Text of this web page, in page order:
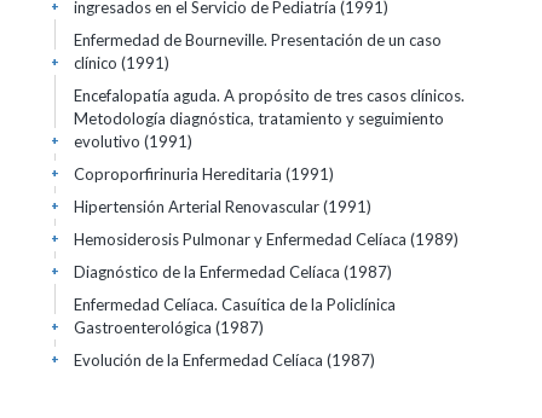
ingresados en el Servicio de Pediatría (1991)
+
Enfermedad de Bourneville. Presentación de un caso
clínico (1991)
+
Encefalopatía aguda. A propósito de tres casos clínicos.
Metodología diagnóstica, tratamiento y seguimiento
evolutivo (1991)
+
Coproporfirinuria Hereditaria (1991)
+
Hipertensión Arterial Renovascular (1991)
+
Hemosiderosis Pulmonar y Enfermedad Celíaca (1989)
+
Diagnóstico de la Enfermedad Celíaca (1987)
+
Enfermedad Celíaca. Casuítica de la Policlínica
Gastroenterológica (1987)
+
Evolución de la Enfermedad Celíaca (1987)
+